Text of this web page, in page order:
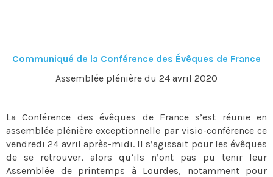
Communiqué de la Conférence des Évêques de France
Assemblée plénière du 24 avril 2020
La Conférence des évêques de France s’est réunie en
assemblée plénière exceptionnelle par visio-conférence ce
vendredi 24 avril après-midi. Il s’agissait pour les évêques
de se retrouver, alors qu’ils n’ont pas pu tenir leur
Assemblée de printemps à Lourdes, notamment pour